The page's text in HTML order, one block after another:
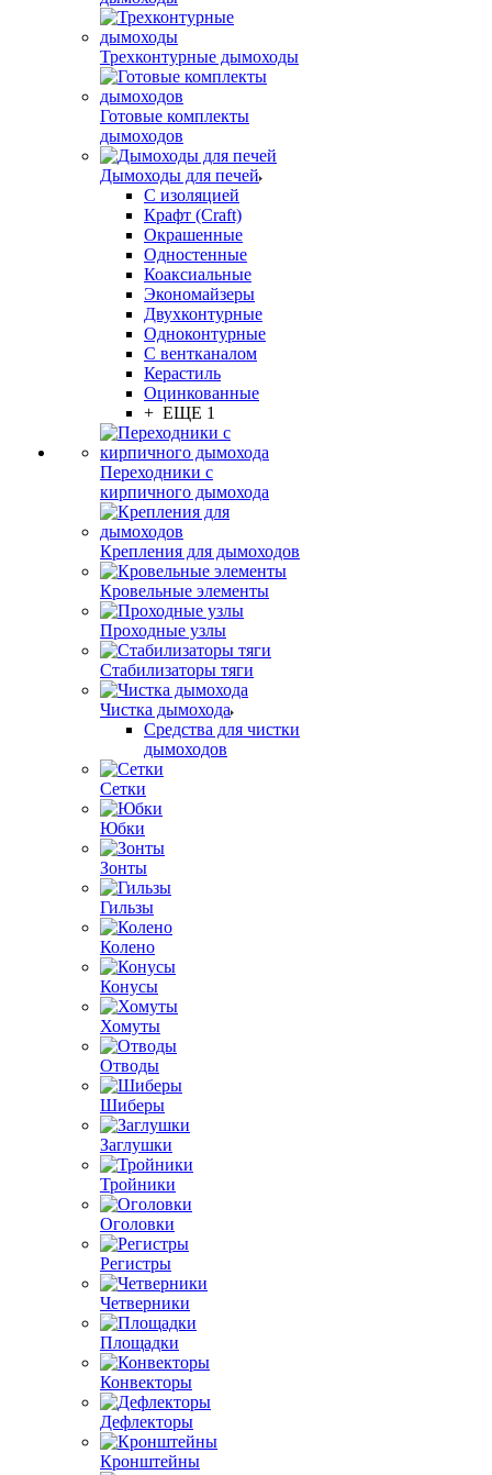
Трехконтурные дымоходы
Готовые комплекты
дымоходов
Дымоходы для печей
С изоляцией
Крафт (Craft)
Окрашенные
Одностенные
Коаксиальные
Экономайзеры
Двухконтурные
Одноконтурные
С вентканалом
Керастиль
Оцинкованные
+ ЕЩЕ 1
Переходники с
кирпичного дымохода
Крепления для дымоходов
Кровельные элементы
Проходные узлы
Стабилизаторы тяги
Чистка дымохода
Средства для чистки
дымоходов
Сетки
Юбки
Зонты
Гильзы
Колено
Конусы
Хомуты
Отводы
Шиберы
Заглушки
Тройники
Оголовки
Регистры
Четверники
Площадки
Конвекторы
Дефлекторы
Кронштейны